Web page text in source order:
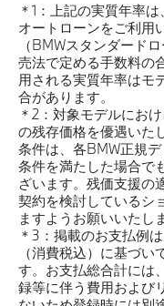
＊1：上記の実質年率
オートローンをご利用
（BMWスタンダード
売法で定める手数料の
用される実質年率はモ
合があります。
＊2：対象モデルにお
の残存価格を優遇いた
条件は、各BMW正規
条件を満たした場合で
ざいます。残価支援の
契約を検討しているシ
ますようお願いいたし
＊3：掲載のお支払例
（消費税込）に基づ
す。お支払総合計には
録等に伴う費用および